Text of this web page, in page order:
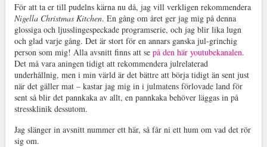
För att ta er till pudelns kärna nu då, jag vill verkligen rekommendera
Nigella Christmas Kitchen. En gång om året ger jag mig på denna
glossiga och ljusslingespeckade programserie, och jag blir lika lugn
och glad varje gång. Det är stort för en annars ganska jul-grinchig
person som mig! Alla avsnitt finns att se på den här youtubekanalen.
Det må vara aningen tidigt att rekommendera julrelaterad
underhållnig, men i min värld är det bättre att börja tidigt än sent just
när det gäller mat – kastar jag mig in i julmatens förlovade land för
sent så blir det pannkaka av allt, en pannkaka behöver läggas in på
stressklinik dessutom.
Jag slänger in avsnitt nummer ett här, så får ni ett hum om vad det rör
sig om.